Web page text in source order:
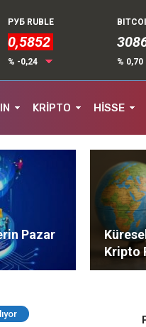
РУБ RUBLE
0,5852
% -0,24 % 0,70
KRİPTO HİSSE
Pazar
Kripto